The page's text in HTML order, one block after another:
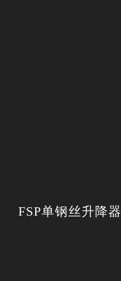
FSP单钢丝升降器